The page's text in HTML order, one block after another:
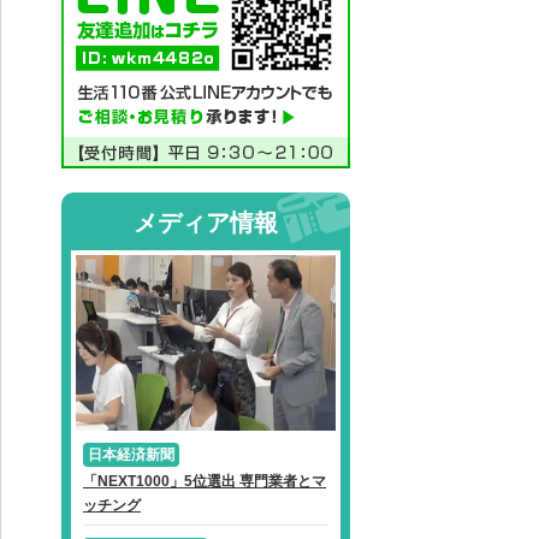
メディア情報
日本経済新聞
「NEXT1000」5位選出 専門業者とマ
ッチング